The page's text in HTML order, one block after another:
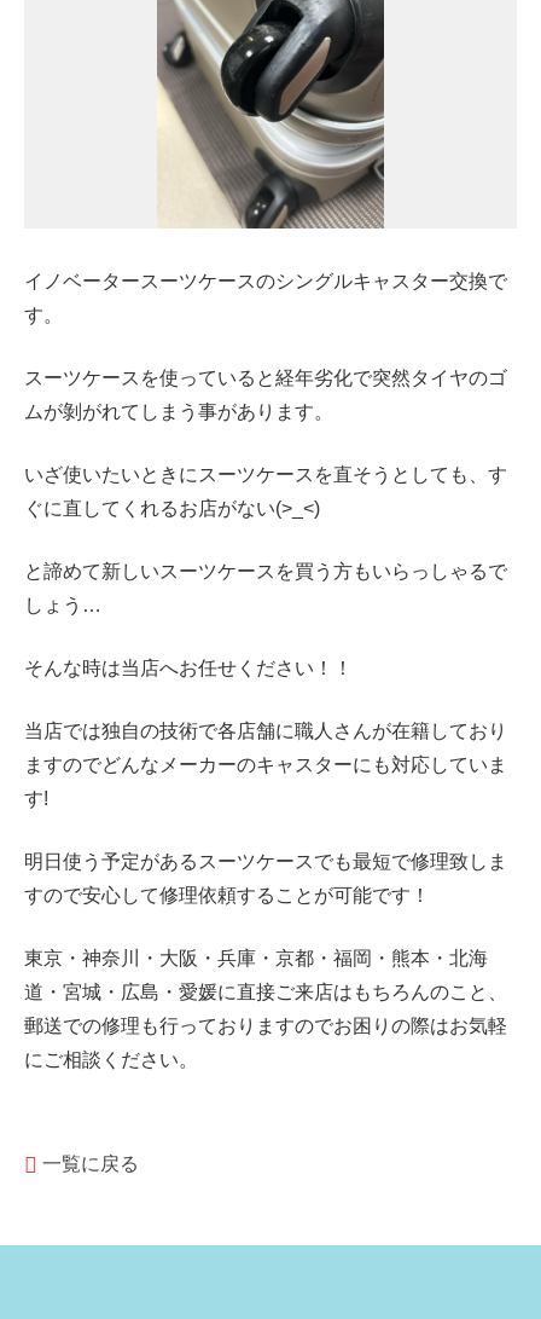
イノベータースーツケースのシングルキャスター交換で
す。
スーツケースを使っていると経年劣化で突然タイヤのゴ
ムが剝がれてしまう事があります。
いざ使いたいときにスーツケースを直そうとしても、す
ぐに直してくれるお店がない(>_<)
と諦めて新しいスーツケースを買う方もいらっしゃるで
しょう…
そんな時は当店へお任せください！！
当店では独自の技術で各店舗に職人さんが在籍しており
ますのでどんなメーカーのキャスターにも対応していま
す!
明日使う予定があるスーツケースでも最短で修理致しま
すので安心して修理依頼することが可能です！
東京・神奈川・大阪・兵庫・京都・福岡・熊本・北海
道・宮城・広島・愛媛に直接ご来店はもちろんのこと、
郵送での修理も行っておりますのでお困りの際はお気軽
にご相談ください。
一覧に戻る